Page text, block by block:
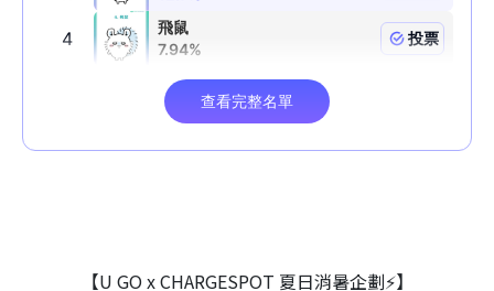
【U GO x CHARGESPOT 夏日消暑企劃⚡】